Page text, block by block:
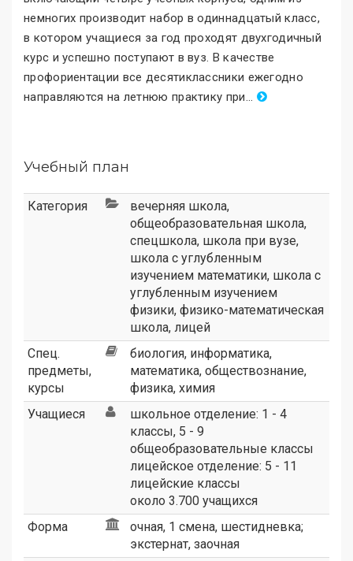
немногих производит набор в одиннадцатый класс,
в котором учащиеся за год проходят двухгодичный
курс и успешно поступают в вуз. В качестве
профориентации все десятиклассники ежегодно
направляются на летнюю практику при...
Учебный план
Категория вечерняя школа,
общеобразовательная школа,
спецшкола, школа при вузе,
школа с углубленным
изучением математики, школа с
углубленным изучением
физики, физико-математическая
школа, лицей
Спец.
предметы,
курсы
биология, информатика,
математика, обществознание,
физика, химия
Учащиеся
школьное отделение: 1 - 4
классы, 5 - 9
общеобразовательные классы
лицейское отделение: 5 - 11
лицейские классы
около 3.700 учащихся
Форма
очная, 1 смена, шестидневка;
экстернат, заочная